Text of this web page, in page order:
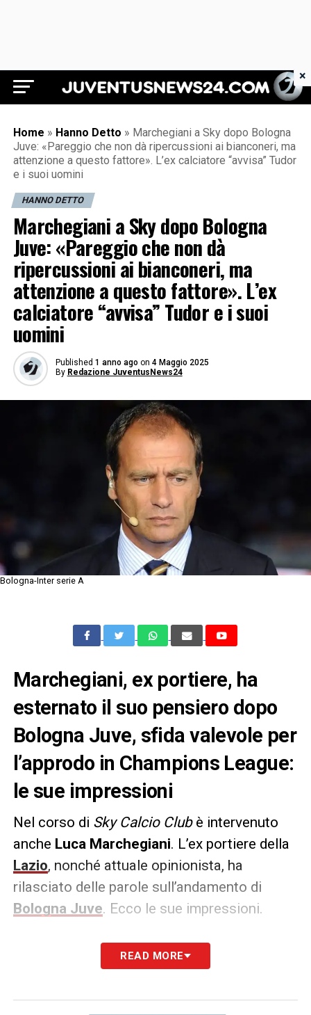
Juventus News 24
Home » Hanno Detto » Marchegiani a Sky dopo Bologna
Juve: «Pareggio che non dà ripercussioni ai bianconeri, ma
attenzione a questo fattore». L’ex calciatore “avvisa” Tudor
e i suoi uomini
HANNO DETTO
Marchegiani a Sky dopo Bologna
Juve: «Pareggio che non dà
ripercussioni ai bianconeri, ma
attenzione a questo fattore». L’ex
calciatore “avvisa” Tudor e i suoi
uomini
Published 1 anno ago on 4 Maggio 2025
By Redazione JuventusNews24
Bologna-Inter serie A
Marchegiani, ex portiere, ha
esternato il suo pensiero dopo
Bologna Juve, sfida valevole per
l’approdo in Champions League:
le sue impressioni
Nel corso di Sky Calcio Clubè intervenuto
anche Luca Marchegiani. L’ex portiere della
Lazio, nonché attuale opinionista, ha
rilasciato delle parole sull’andamento di
Bologna Juve. Ecco le sue impressioni.
Questo pareggio non ha poi
tante ripercussioni da un punto di vista della
READ MORE
×